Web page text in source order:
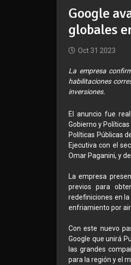
Google
globales
Oct 31 2023
La empresa
habilitaciones
inversiones.
El anuncio fue
Gobierno y
Políticas Públicas
Ejecutiva con el
Omar Paganini, y
La empresa
previos para
redefiniciones en
enfriamiento por
Con este nuevo
Google que unirá
las grandes
para la región y el